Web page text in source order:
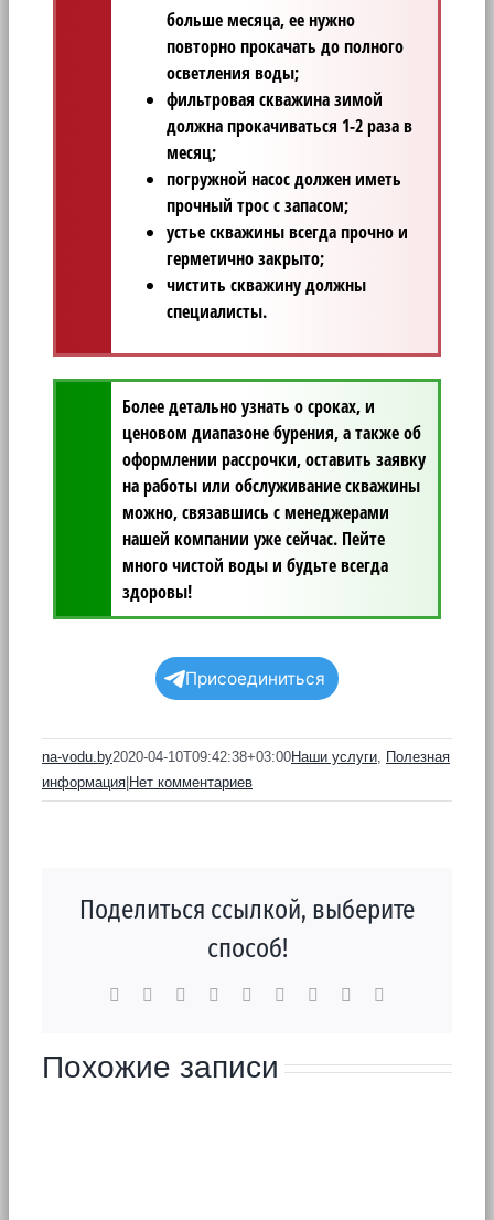
больше месяца, ее нужно
повторно прокачать до полного
осветления воды;
фильтровая скважина зимой
должна прокачиваться 1-2 раза в
месяц;
погружной насос должен иметь
прочный трос с запасом;
устье скважины всегда прочно и
герметично закрыто;
чистить скважину должны
специалисты.
Более детально узнать о сроках, и
ценовом диапазоне бурения, а также об
оформлении рассрочки, оставить заявку
на работы или обслуживание скважины
можно, связавшись с менеджерами
нашей компании уже сейчас. Пейте
много чистой воды и будьте всегда
здоровы!
Присоединиться
na-vodu.by2020-04-10T09:42:38+03:00Наши услуги, Полезная
информация Нет комментариев
Поделиться ссылкой, выберите
способ!
Facebook Reddit LinkedInWhatsApp
TumblrPinterest
Похожие записи